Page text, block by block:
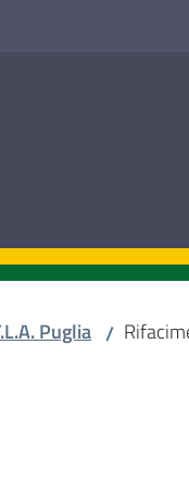
Puglia /